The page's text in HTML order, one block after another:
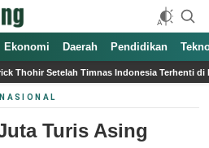
Ekonomi Daerah Pendidikan
Indonesia Terhenti di Fase Grup Piala AFF 2026
Turis Asing